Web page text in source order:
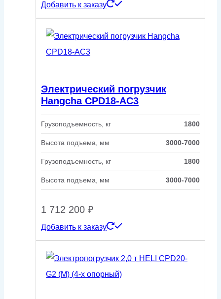
Добавить к заказу
Электрический погрузчик
Hangcha CPD18-AC3
Грузоподъемность, кг 1800
Высота подъема, мм 3000-7000
Грузоподъемность, кг 1800
Высота подъема, мм 3000-7000
1 712 200 ₽
Добавить к заказу